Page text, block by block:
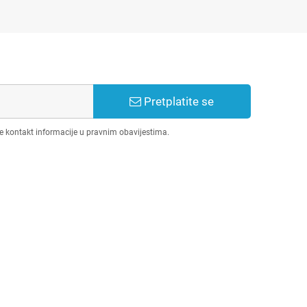
Pretplatite se
kontakt informacije u pravnim obavijestima.